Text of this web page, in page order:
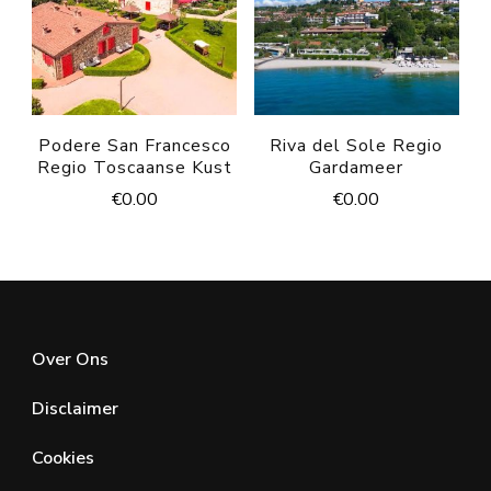
Podere San Francesco
Regio Toscaanse Kust
€0.00
Riva del Sole Regio
Gardameer
€0.00
Over Ons
Disclaimer
Cookies